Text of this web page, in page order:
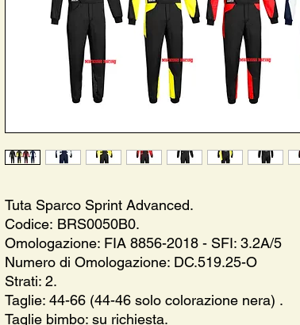
Tuta Sparco Sprint Advanced.
Codice: BRS0050B0.
Omologazione: FIA 8856-2018 - SFI: 3.2A/5
Numero di Omologazione: DC.519.25-O
Strati: 2.
Taglie: 44-66 (44-46 solo colorazione nera) .
Taglie bimbo: su richiesta.